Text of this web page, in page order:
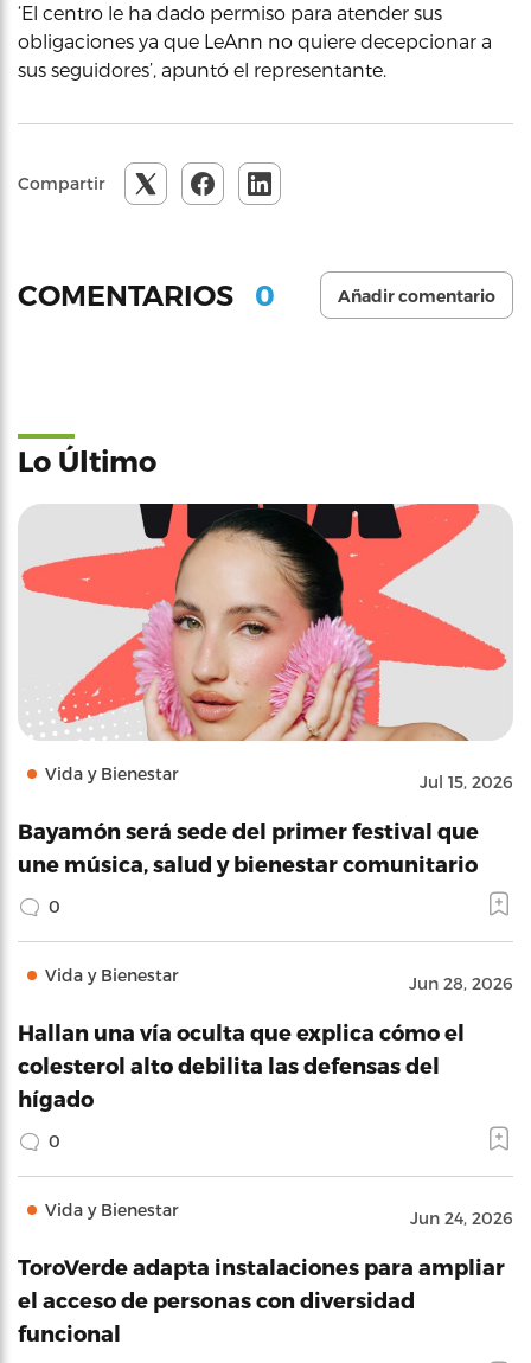
‘El centro le ha dado permiso para atender sus
obligaciones ya que LeAnn no quiere decepcionar a
sus seguidores’, apuntó el representante.
Compartir
COMENTARIOS 0 Añadir comentario
Lo Último
Vida y Bienestar Jul 15, 2026
Bayamón será sede del primer festival que
une música, salud y bienestar comunitario
0
Vida y Bienestar Jun 28, 2026
Hallan una vía oculta que explica cómo el
colesterol alto debilita las defensas del
hígado
0
Vida y Bienestar Jun 24, 2026
ToroVerde adapta instalaciones para ampliar
el acceso de personas con diversidad
funcional